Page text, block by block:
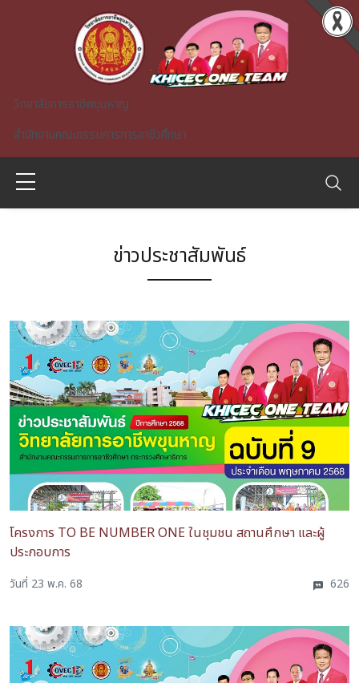
Skip to main content
วิทยาลัยการอาชีพขุนหาญ
สำนักงานคณะกรรมการการอาชีวศึกษา
ข่าวประชาสัมพันธ์
โครงการ TO BE NUMBER ONE ในชุมชน สถานศึกษา และผู้
ประกอบการ
วันที่ 23 พ.ค. 68 626